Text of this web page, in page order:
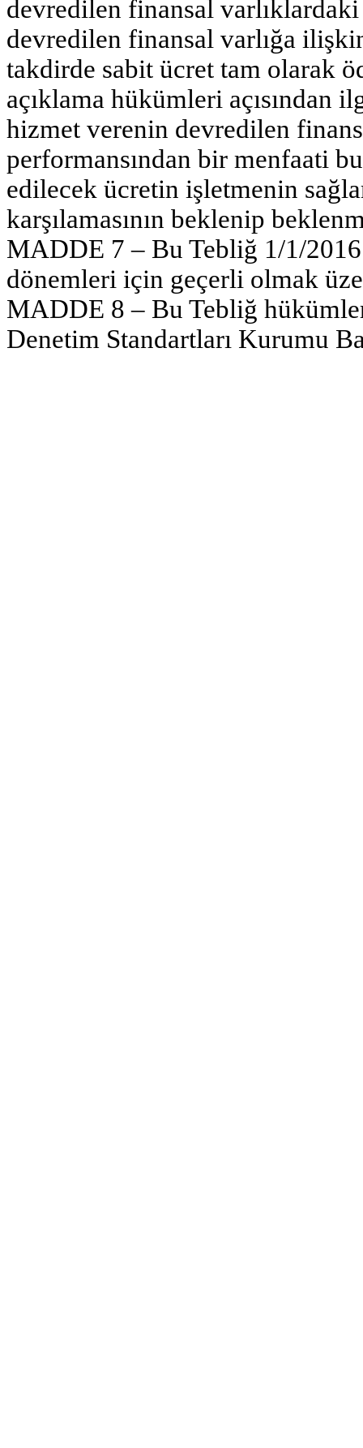
devredilen finansal
devredilen finansal varlığa
takdirde sabit ücret tam olarak
açıklama hükümleri açısından
hizmet verenin devredilen
performansından bir menfaati
edilecek ücretin işletmenin
karşılamasının beklenip
MADDE 7 – Bu Tebliğ 1/1/
dönemleri için geçerli olmak
MADDE 8 – Bu Tebliğ
Denetim Standartları Kurumu